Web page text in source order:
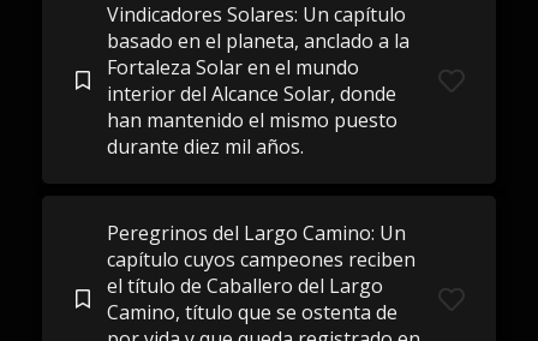
Vindicadores Solares: Un capítulo
basado en el planeta, anclado a la
Fortaleza Solar en el mundo
interior del Alcance Solar, donde
han mantenido el mismo puesto
durante diez mil años.
Peregrinos del Largo Camino: Un
capítulo cuyos campeones reciben
el título de Caballero del Largo
Camino, título que se ostenta de